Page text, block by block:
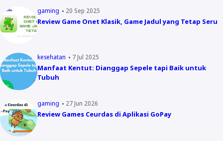
gaming 20 Sep 2025
Review Game Onet Klasik, Game Jadul yang Tetap Seru
kesehatan 7 Jul 2025
Manfaat Kentut: Dianggap Sepele tapi Baik untuk
Tubuh
gaming 27 Jun 2026
Review Games Ceurdas di Aplikasi GoPay